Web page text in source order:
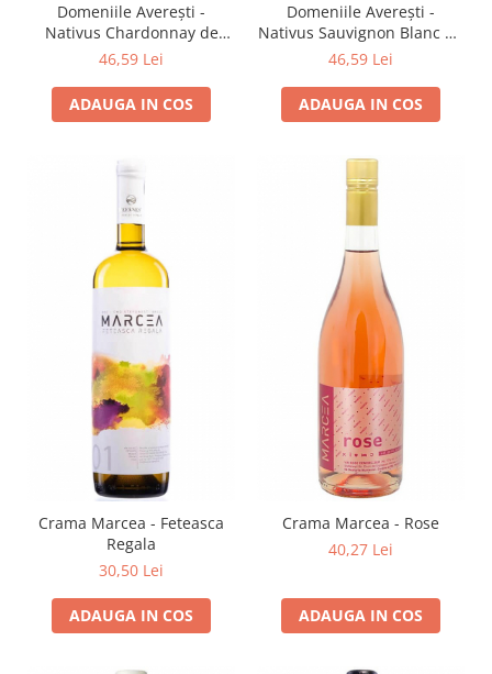
Domeniile Averești -
Nativus Chardonnay de
Averesti
46,59 Lei
ADAUGA IN COS
Domeniile Averești -
Nativus Sauvignon Blanc de
Averesti
46,59 Lei
ADAUGA IN COS
Crama Marcea - Feteasca
Regala
30,50 Lei
ADAUGA IN COS
Crama Marcea - Rose
40,27 Lei
ADAUGA IN COS